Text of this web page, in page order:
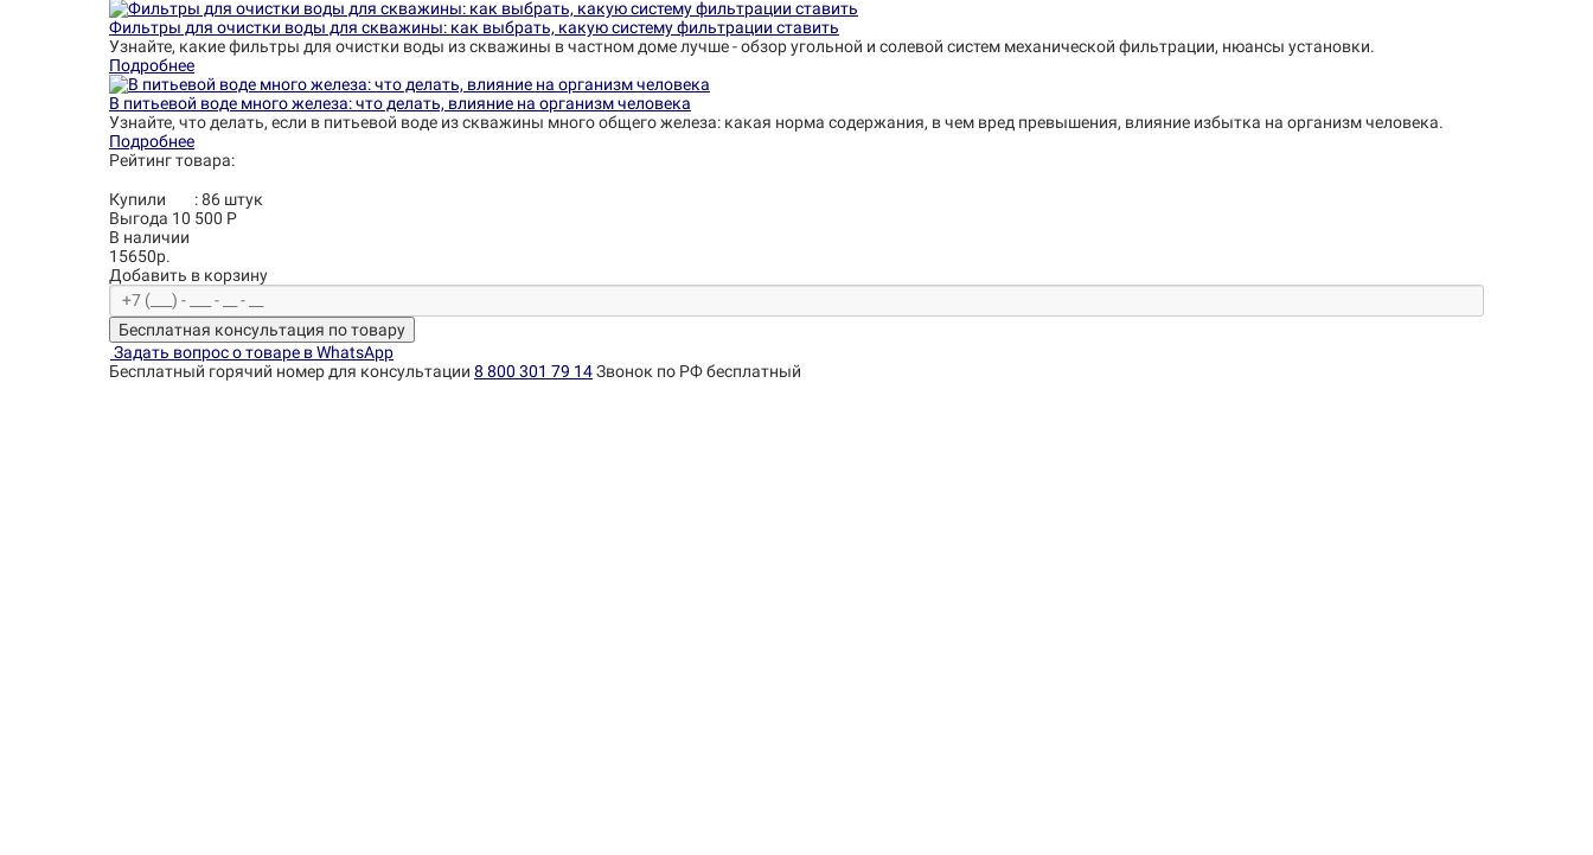
Фильтры для очистки воды для скважины: как выбрать, какую систему фильтрации ставить
Узнайте, какие фильтры для очистки воды из скважины в частном доме лучше - обзор угольной и солевой систем механической фильтрации, нюансы установки.
Подробнее
В питьевой воде много железа: что делать, влияние на организм человека
Узнайте, что делать, если в питьевой воде из скважины много общего железа: какая норма содержания, в чем вред превышения, влияние избытка на организм человека.
Подробнее
Рейтинг товара:
Купили :86 штук
Выгода 10 500 Р
В наличии
15650р.
Добавить в корзину
Бесплатная консультация по товару
Задать вопрос о товаре в WhatsApp
Бесплатный горячий номер для консультации 8 800 301 79 14Звонок по РФ бесплатный